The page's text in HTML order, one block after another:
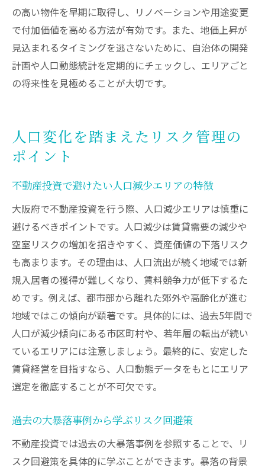
の高い物件を早期に取得し、リノベーションや用途変更
で付加価値を高める方法が有効です。また、地価上昇が
見込まれるタイミングを逃さないために、自治体の開発
計画や人口動態統計を定期的にチェックし、エリアごと
の将来性を見極めることが大切です。
人口変化を踏まえたリスク管理の
ポイント
不動産投資で避けたい人口減少エリアの特徴
大阪府で不動産投資を行う際、人口減少エリアは慎重に
避けるべきポイントです。人口減少は賃貸需要の減少や
空室リスクの増加を招きやすく、資産価値の下落リスク
も高まります。その理由は、人口流出が続く地域では新
規入居者の獲得が難しくなり、賃料競争力が低下するた
めです。例えば、都市部から離れた郊外や高齢化が進む
地域ではこの傾向が顕著です。具体的には、過去5年間で
人口が減少傾向にある市区町村や、若年層の転出が続い
ているエリアには注意しましょう。最終的に、安定した
賃貸経営を目指すなら、人口動態データをもとにエリア
選定を徹底することが不可欠です。
過去の大暴落事例から学ぶリスク回避策
不動産投資では過去の大暴落事例を参照することで、リ
スク回避策を具体的に学ぶことができます。暴落の背景